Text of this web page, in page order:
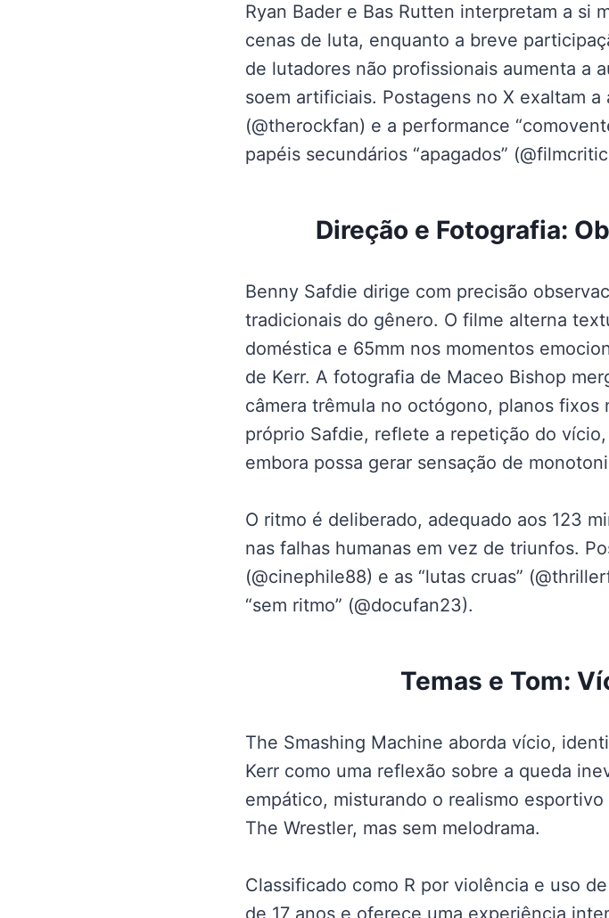
Ryan Bader e Bas Rutten interpretam a si
cenas de luta, enquanto a breve
de lutadores não profissionais aumenta a
soem artificiais. Postagens no X exaltam a
(@therockfan) e a performance
papéis secundários “apagados”
Direção e Fotografia:
Benny Safdie dirige com precisão
tradicionais do gênero. O filme alterna
doméstica e 65mm nos momentos
de Kerr. A fotografia de Maceo Bishop
câmera trêmula no octógono, planos
próprio Safdie, reflete a repetição do
embora possa gerar sensação de
O ritmo é deliberado, adequado aos 123
nas falhas humanas em vez de triunfos.
(@cinephile88) e as “lutas cruas”
“sem ritmo” (@docufan23).
Temas e Tom:
The Smashing Machine aborda vício,
Kerr como uma reflexão sobre a queda
empático, misturando o realismo
The Wrestler, mas sem melodrama.
Classificado como R por violência e uso
de 17 anos e oferece uma experiência